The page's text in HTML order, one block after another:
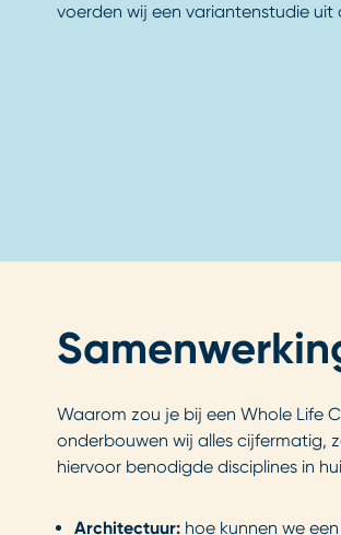
voerden wij een variantenstudie
Waarom zou je bij een Whole Life
onderbouwen wij alles cijfermatig,
hiervoor benodigde disciplines in
Architectuur: hoe kunnen we